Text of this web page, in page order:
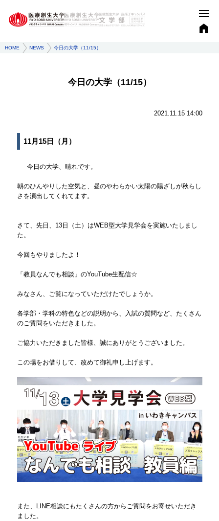
HOME NEWS 今日の大学（11/15）
今日の大学（11/15）
2021.11.15 14:00
11月15日（月）
今日の大学、晴れです。
朝のひんやりした空気と、昼のやわらかい太陽の陽ざしが秋らし
さを演出してくれてます。
さて、先日、13日（土）はWEB型大学見学会を実施いたしまし
た。
今回もやりましたよ！
「教員なんでも相談」のYouTube生配信☆
みなさん、ご覧になっていただけたでしょうか。
各学部・学科の特色などの説明から、入試の質問など、たくさん
のご質問をいただきました。
ご協力いただきました皆様、誠にありがとうございました。
この場をお借りして、改めて御礼申し上げます。
また、LINE相談にもたくさんの方からご質問をお寄せいただき
ました。